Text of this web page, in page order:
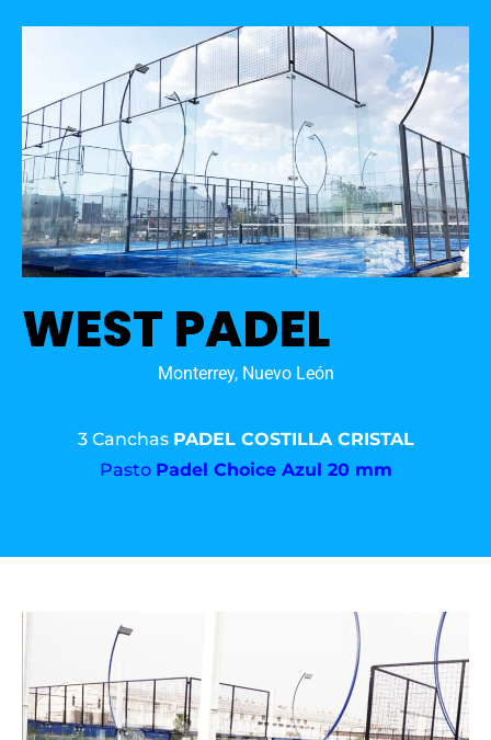
WEST PADEL
Monterrey, Nuevo León
3 Canchas PADEL COSTILLA CRISTAL
Pasto Padel Choice Azul 20 mm